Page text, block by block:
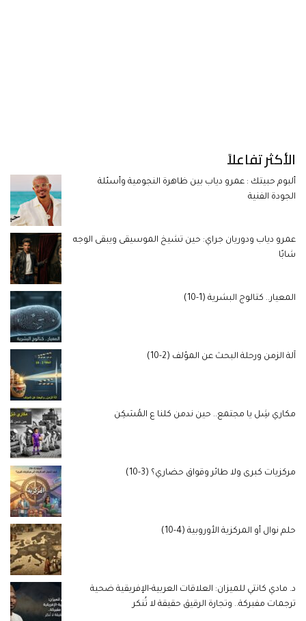
الأكثر تفاعلاً
ألبوم حبيتك : عمرو دياب بين ظاهرة النجومية وأسئلة
الجودة الفنية
عمرو دياب ودوريان جراي: حين تشيخ الموسيقى ويبقى الوجه
شابًا
المعيار.. كتالوج البشرية (1-10)
آلة الزمن ورحلة البحث عن المؤلف (2-10)
مكاري شِل يا مجتمع.. حين ندمن كلنا ع المُسَكِن
مركزيات كبرى ولا طائر وقواق حضاري؟ (3-10)
حلم نوال أو المركزية الأوروبية (4-10)
د. مادي كانتي للميزان: العلاقات العربية-الإفريقية ضحية
ترجمات مفبركة.. وتجارة الرقيق حقيقة لا تُنكر